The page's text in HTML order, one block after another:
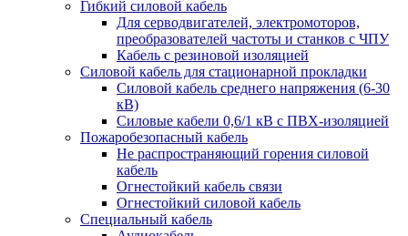
Гибкий силовой кабель
Для серводвигателей, электромоторов,
преобразователей частоты и станков с ЧПУ
Кабель с резиновой изоляцией
Силовой кабель для стационарной прокладки
Силовой кабель среднего напряжения (6-30
кВ)
Силовые кабели 0,6/1 кВ с ПВХ-изоляцией
Пожаробезопасный кабель
Не распространяющий горения силовой
кабель
Огнестойкий кабель связи
Огнестойкий силовой кабель
Специальный кабель